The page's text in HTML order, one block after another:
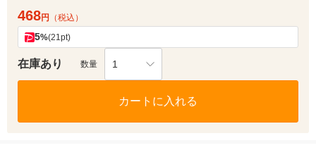
468円 （税込）
5%(21pt)
在庫あり 数量 1
カートに入れる